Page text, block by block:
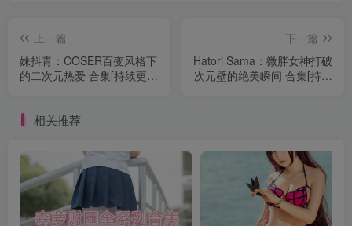
上一篇
妹抖青：COSER百变风格下
的二次元热爱 合集[持续更
下一篇
Hatori Sama：微胖女神打破
次元壁的绝美瞬间 合集[持续
相关推荐